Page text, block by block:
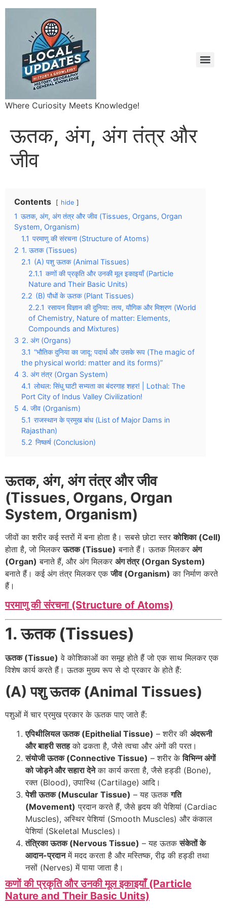
Where Curiosity Meets Knowledge!
ऊतक, अंग, अंग तंत्र और
जीव
Contents hide
1 ऊतक, अंग, अंग तंत्र और जीव (Tissues, Organs, Organ
System, Organism)
1.1 परमाणु की संरचना (Structure of Atoms)
2 1. ऊतक (Tissues)
2.1 (A) पशु ऊतक (Animal Tissues)
2.1.1 कणों की प्रकृति और उनकी मूल इकाइयाँ (Particle
Nature and Their Basic Units)
2.2 (B) पौधों के ऊतक (Plant Tissues)
2.2.1 रसायन विज्ञान की दुनिया: तत्व, यौगिक और मिश्रण (World
of Chemistry, Nature of matter: Elements,
Compounds and Mixtures)
3 2. अंग (Organs)
3.1 “भौतिक दुनिया का जादू: पदार्थ और उसके रूप (The magic of
the physical world: matter and its forms)”
4 3. अंग तंत्र (Organ System)
4.1 लोथल: सिंधु घाटी सभ्यता का बंदरगाह शहर! | Lothal: The
Port City of Indus Valley Civilization!
5 4. जीव (Organism)
5.1 राजस्थान के प्रमुख बांध (List of Major Dams in
Rajasthan)
5.2 निष्कर्ष (Conclusion)
ऊतक, अंग, अंग तंत्र और जीव
(Tissues, Organs, Organ
System, Organism)
जीवों का शरीर कई स्तरों में बना होता है। सबसे छोटा स्तरकोशिका (Cell)
होता है, जो मिलकरऊतक (Tissue) बनाते हैं। ऊतक मिलकर अंग
(Organ) बनाते हैं, और अंग मिलकर अंग तंत्र (Organ System)
बनाते हैं। कई अंग तंत्र मिलकर एकजीव (Organism) का निर्माण करते
हैं।
परमाणु की संरचना (Structure of Atoms)
1. ऊतक (Tissues)
ऊतक (Tissue) वे कोशिकाओं का समूह होते हैं जो एक साथ मिलकर एक
विशेष कार्य करते हैं। ऊतक मुख्य रूप से दो प्रकार के होते हैं:
(A) पशु ऊतक (Animal Tissues)
पशुओं में चार प्रमुख प्रकार के ऊतक पाए जाते हैं:
एपिथीलियल ऊतक (Epithelial Tissue) – शरीर की अंदरूनी
और बाहरी सतहको ढकता है, जैसे त्वचा और अंगों की परत।
संयोजी ऊतक (Connective Tissue) – शरीर केविभिन्न अंगों
को जोड़ने और सहारा देनेका कार्य करता है, जैसे हड्डी (Bone),
रक्त (Blood), उपास्थि (Cartilage) आदि।
पेशी ऊतक (Muscular Tissue) – यह ऊतकगति
(Movement) प्रदान करते हैं, जैसे हृदय की पेशियां (Cardiac
Muscles), अस्थिर पेशियां (Smooth Muscles) और कंकाल
पेशियां (Skeletal Muscles)।
तंत्रिका ऊतक (Nervous Tissue) – यह ऊतकसंकेतों के
आदान-प्रदानमें मदद करता है और मस्तिष्क, रीढ़ की हड्डी तथा
नसों (Nerves) में पाया जाता है।
कणों की प्रकृति और उनकी मूल इकाइयाँ (Particle
Nature and Their Basic Units)